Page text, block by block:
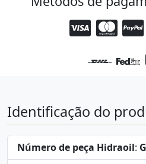
Identificação do
Número de peça Hidraoil: